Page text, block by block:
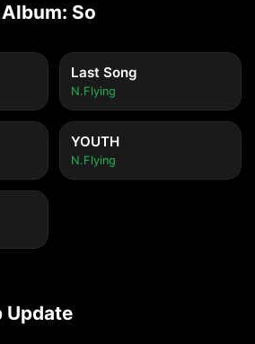
So
Last Song
N.Flying
YOUTH
N.Flying
Update